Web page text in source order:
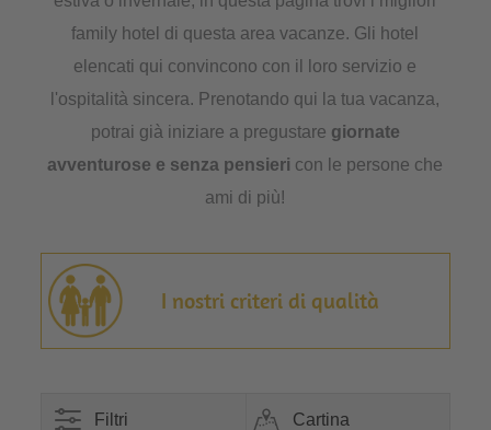
family hotel di questa area vacanze. Gli hotel
elencati qui convincono con il loro servizio e
l'ospitalità sincera. Prenotando qui la tua vacanza,
potrai già iniziare a pregustare giornate
avventurose e senza pensieri con le persone che
ami di più!
I nostri criteri di qualità
Filtri Cartina